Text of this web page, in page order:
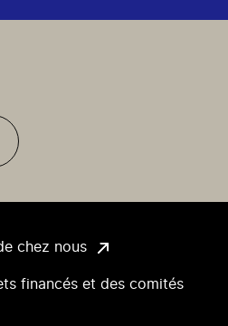
chez nous
financés et des comités